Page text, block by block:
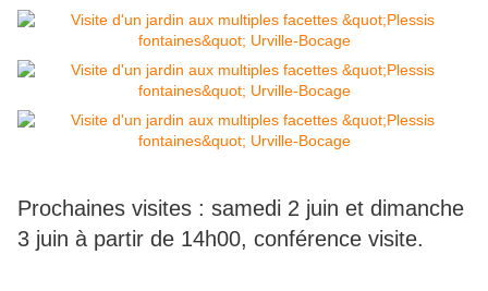
Prochaines visites : samedi 2 juin et dimanche
3 juin à partir de 14h00, conférence visite.